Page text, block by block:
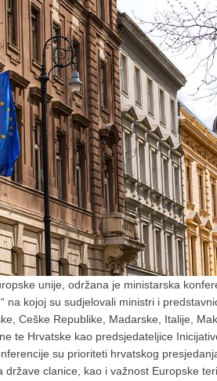
unije, održana je ministarska
na kojoj su sudjelovali ministri i
Ceške Republike, Madarske, Italije,
te Hrvatske kao predsjedateljice
su prioriteti hrvatskog
clanice, kao i važnost Europske